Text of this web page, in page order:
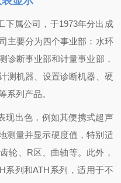
下属公司，于1973年分出成
主要分为四个事业部：水环
诊断事业部和计量事业部，
测机器、设置诊断机器、硬
系列产品‌。
现出色，例如其便携式超声
测量并显示硬度值，特别适
轮、R区、曲轴等‌。此外，
系列和ATH系列，适用于不